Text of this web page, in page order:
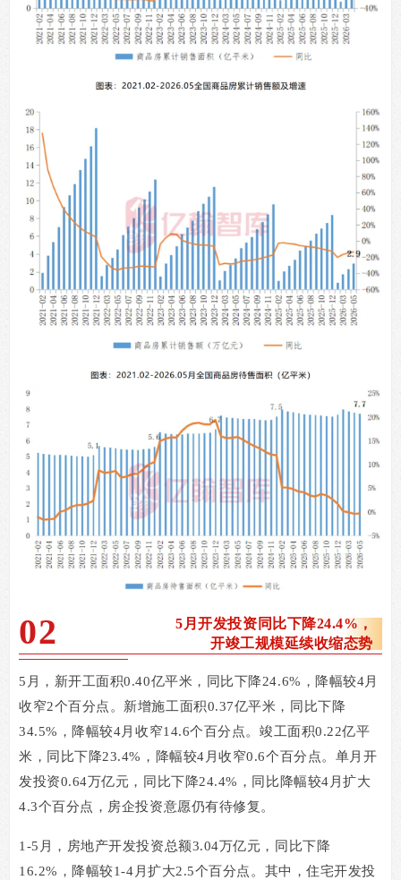
02 5 月开发投资同比下降24.4%，
开竣工规模延续收缩态势
5 月，新开工面积0.40亿平米，同比下降24.6% ，降幅较4月
收窄2个百分点。新增施工面积0.37亿平米，同比下降
34.5% ，降幅较4月收窄14.6个百分点。竣工面积0.22亿平
米，同比下降23.4% ，降幅较4月收窄0.6个百分点。单月开
发投资0.64万亿元，同比下降24.4% ，同比降幅较4月扩大
4.3个百分点，房企投资意愿仍有待修复。
1-5 月，房地产开发投资总额3.04万亿元，同比下降
16.2% ，降幅较1-4月扩大2.5个百分点。其中，住宅开发投